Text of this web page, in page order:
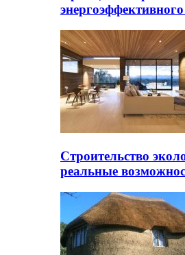
Строительство
реальные